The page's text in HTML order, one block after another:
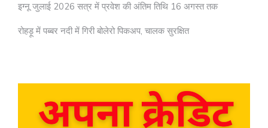
इग्नू जुलाई 2026 सत्र में प्रवेश की अंतिम तिथि 16 अगस्त तक
रोहड़ू में पब्बर नदी में गिरी बोलेरो पिकअप, चालक सुरक्षित